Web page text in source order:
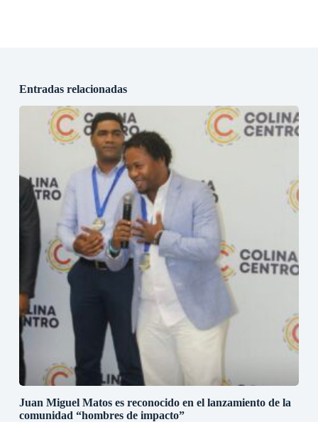
Entradas relacionadas
Juan Miguel Matos es reconocido en el lanzamiento de la
comunidad “hombres de impacto”